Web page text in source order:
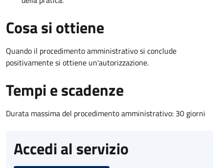
Cosa si ottiene
Quando il procedimento amministrativo si conclude
positivamente si ottiene un'autorizzazione.
Tempi e scadenze
Durata massima del procedimento amministrativo: 30 giorni
Accedi al servizio